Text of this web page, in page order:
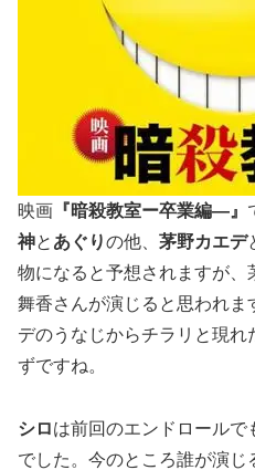
映画 『暗殺教室ー卒業編―』
神と あぐりの他、 茅野カエデ
物になると予想されますが
舞香さんが演じると思われま
デのうなじからチラリと現れ
ずですね。
シロは前回のエンドロールで
でした。今のところ誰が演